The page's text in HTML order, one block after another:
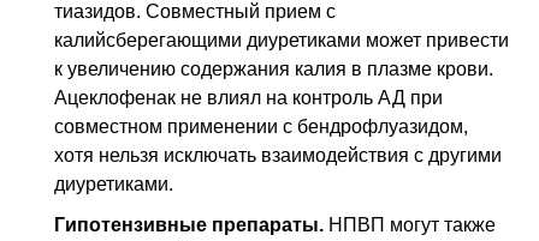
тиазидов. Совместный прием с
калийсберегающими диуретиками может привести
к увеличению содержания калия в плазме крови.
Ацеклофенак не влиял на контроль АД при
совместном применении с бендрофлуазидом,
хотя нельзя исключать взаимодействия с другими
диуретиками.
Гипотензивные препараты. НПВП могут также